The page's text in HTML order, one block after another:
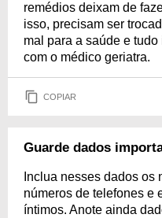
remédios deixam de
isso, precisam ser
mal para a saúde e
com o médico geriatra.
COPIAR
Guarde dados
Inclua nesses dados os
números de telefones e
íntimos. Anote ainda